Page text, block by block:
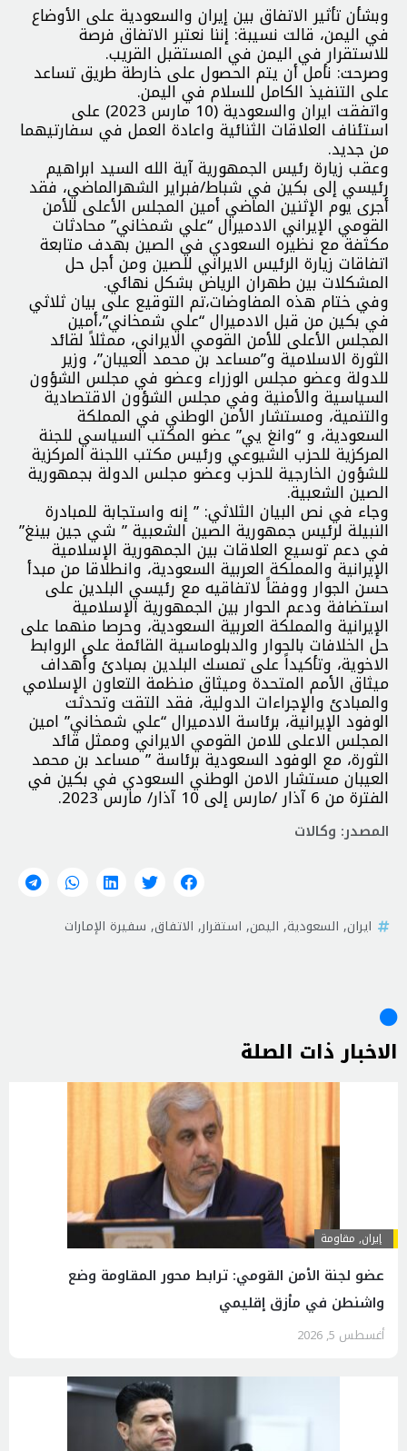
وبشأن تأثير الاتفاق بين إيران والسعودية على الأوضاع
في اليمن، قالت نسيبة: إننا نعتبر الاتفاق فرصة
للاستقرار في اليمن في المستقبل القريب.
وصرحت: نأمل أن يتم الحصول على خارطة طريق تساعد
على التنفيذ الكامل للسلام في اليمن.
واتفقت ايران والسعودية (10 مارس 2023) على
استئناف العلاقات الثنائية واعادة العمل في سفارتيهما
من جديد.
وعقب زيارة رئيس الجمهورية آية الله السيد ابراهيم
رئيسي إلى بكين في شباط/فبراير الشهرالماضي، فقد
أجرى يوم الإثنين الماضي أمين المجلس الأعلى للأمن
القومي الإيراني الادميرال “علي شمخاني” محادثات
مكثفة مع نظيره السعودي في الصين بهدف متابعة
اتفاقات زيارة الرئيس الايراني للصين ومن أجل حل
المشكلات بين طهران الرياض بشكل نهائي.
وفي ختام هذه المفاوضات،تم التوقيع على بيان ثلاثي
في بكين من قبل الادميرال “علي شمخاني”،أمين
المجلس الأعلى للأمن القومي الايراني، ممثلاً لقائد
الثورة الاسلامية و”مساعد بن محمد العيبان”، وزير
للدولة وعضو مجلس الوزراء وعضو في مجلس الشؤون
السياسية والأمنية وفي مجلس الشؤون الاقتصادية
والتنمية، ومستشار الأمن الوطني في المملكة
السعودية، و “وانغ يي” عضو المكتب السياسي للجنة
المركزية للحزب الشيوعي ورئيس مكتب اللجنة المركزية
للشؤون الخارجية للحزب وعضو مجلس الدولة بجمهورية
الصين الشعبية.
وجاء في نص البيان الثلاثي: ” إنه واستجابة للمبادرة
النبيلة لرئيس جمهورية الصين الشعبية ” شي جين بينغ”
في دعم توسيع العلاقات بين الجمهورية الإسلامية
الإيرانية والمملكة العربية السعودية، وانطلاقا من مبدأ
حسن الجوار ووفقاً لاتفاقيه مع رئيسي البلدين على
استضافة ودعم الحوار بين الجمهورية الإسلامية
الإيرانية والمملكة العربية السعودية، وحرصا منهما على
حل الخلافات بالحوار والدبلوماسية القائمة على الروابط
الاخوية، وتأكيداً على تمسك البلدين بمبادئ وأهداف
ميثاق الأمم المتحدة وميثاق منظمة التعاون الإسلامي
والمبادئ والإجراءات الدولية، فقد التقت وتحدثت
الوفود الإيرانية، برئاسة الادميرال “علي شمخاني” امين
المجلس الاعلى للامن القومي الايراني وممثل قائد
الثورة، مع الوفود السعودية برئاسة ” مساعد بن محمد
العيبان مستشار الامن الوطني السعودي في بكين في
الفترة من 6 آذار /مارس إلى 10 آذار/ مارس 2023.
المصدر: وكالات
ايران, السعودية, اليمن, استقرار, الاتفاق, سفيرة الإمارات
الاخبار ذات الصلة
إيران, مقاومة
عضو لجنة الأمن القومي: ترابط محور المقاومة وضع
واشنطن في مأزق إقليمي
أغسطس 5, 2026